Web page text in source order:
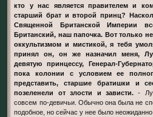
кто у нас является правителем и
старший брат и второй принц?
Священной Британской Империи
Британский, наш папочка. Вот только
оккультизмом и мистикой, я тебя
принял он, он же назначил меня,
девятую принцессу, Генерал-
пока колонии с условием ее
представить, старшие братишки и
позеленели от злости и зависти.-
совсем по-девичьи. Обычно она была не
подобное, но сейчас у нее было